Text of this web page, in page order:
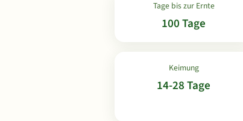
Tage bis zur Ernte
100 Tage
Keimung
14-28 Tage